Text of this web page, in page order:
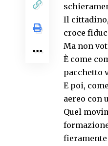
Il
croce
Ma non
È come
pacchetto
E poi,
aereo con
Quel